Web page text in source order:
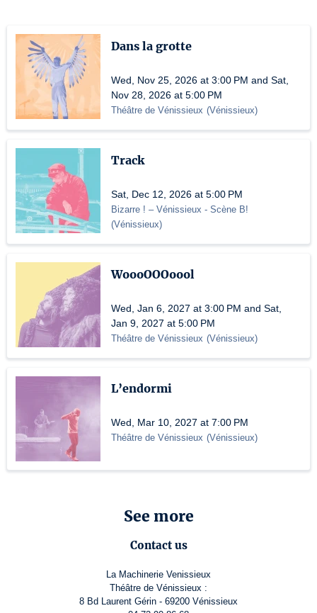
Dans la grotte
Wed, Nov 25, 2026 at 3:00 PM and Sat,
Nov 28, 2026 at 5:00 PM
Théâtre de Vénissieux (Vénissieux)
Track
Sat, Dec 12, 2026 at 5:00 PM
Bizarre ! – Vénissieux - Scène B!
(Vénissieux)
WoooOOOoool
Wed, Jan 6, 2027 at 3:00 PM and Sat,
Jan 9, 2027 at 5:00 PM
Théâtre de Vénissieux (Vénissieux)
L’endormi
Wed, Mar 10, 2027 at 7:00 PM
Théâtre de Vénissieux (Vénissieux)
See more
Contact us
La Machinerie Venissieux
Théâtre de Vénissieux :
8 Bd Laurent Gérin - 69200 Vénissieux